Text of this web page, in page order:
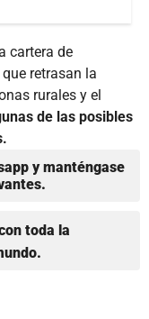
cartera de
retrasan la
rurales y el
de las posibles
y manténgase
toda la